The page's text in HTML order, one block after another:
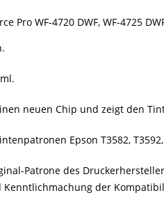
Pro WF-4720 DWF, WF-4725
neuen Chip und zeigt den
Epson T3582,
Patrone des
der